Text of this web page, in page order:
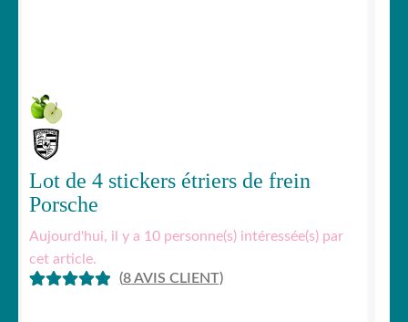
Lot de 4 stickers étriers de frein
Porsche
Aujourd'hui, il y a 10 personne(s) intéressée(s) par
cet article.
(8AVIS CLIENT)